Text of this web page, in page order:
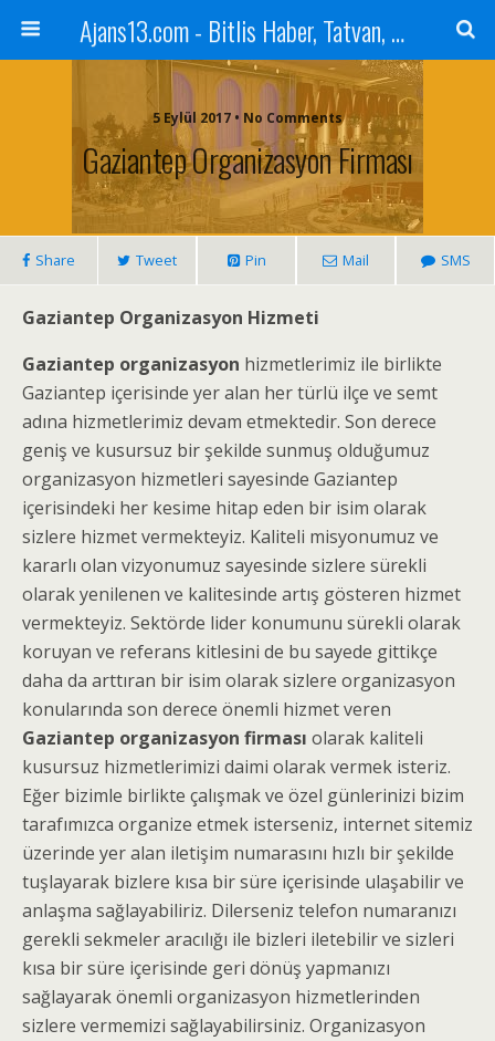
Ajans13.com - Bitlis Haber, Tatvan, Ahlat, Adilcevaz, Mutki, Hizan, Güroymak, Gazete, Ajans, 13, Haber
5 Eylül 2017 • No Comments
Gaziantep Organizasyon Firması
Share Tweet Pin Mail SMS
Gaziantep Organizasyon Hizmeti
Gaziantep organizasyon hizmetlerimiz ile birlikte
Gaziantep içerisinde yer alan her türlü ilçe ve semt
adına hizmetlerimiz devam etmektedir. Son derece
geniş ve kusursuz bir şekilde sunmuş olduğumuz
organizasyon hizmetleri sayesinde Gaziantep
içerisindeki her kesime hitap eden bir isim olarak
sizlere hizmet vermekteyiz. Kaliteli misyonumuz ve
kararlı olan vizyonumuz sayesinde sizlere sürekli
olarak yenilenen ve kalitesinde artış gösteren hizmet
vermekteyiz. Sektörde lider konumunu sürekli olarak
koruyan ve referans kitlesini de bu sayede gittikçe
daha da arttıran bir isim olarak sizlere organizasyon
konularında son derece önemli hizmet veren
Gaziantep organizasyon firması olarak kaliteli
kusursuz hizmetlerimizi daimi olarak vermek isteriz.
Eğer bizimle birlikte çalışmak ve özel günlerinizi bizim
tarafımızca organize etmek isterseniz, internet sitemiz
üzerinde yer alan iletişim numarasını hızlı bir şekilde
tuşlayarak bizlere kısa bir süre içerisinde ulaşabilir ve
anlaşma sağlayabiliriz. Dilerseniz telefon numaranızı
gerekli sekmeler aracılığı ile bizleri iletebilir ve sizleri
kısa bir süre içerisinde geri dönüş yapmanızı
sağlayarak önemli organizasyon hizmetlerinden
sizlere vermemizi sağlayabilirsiniz. Organizasyon